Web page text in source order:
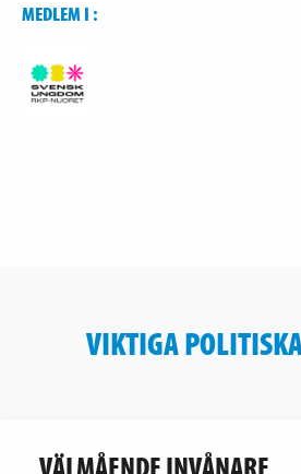
MEDLEM I :
VIKTIGA
VÄLMÅENDE INVÅNARE